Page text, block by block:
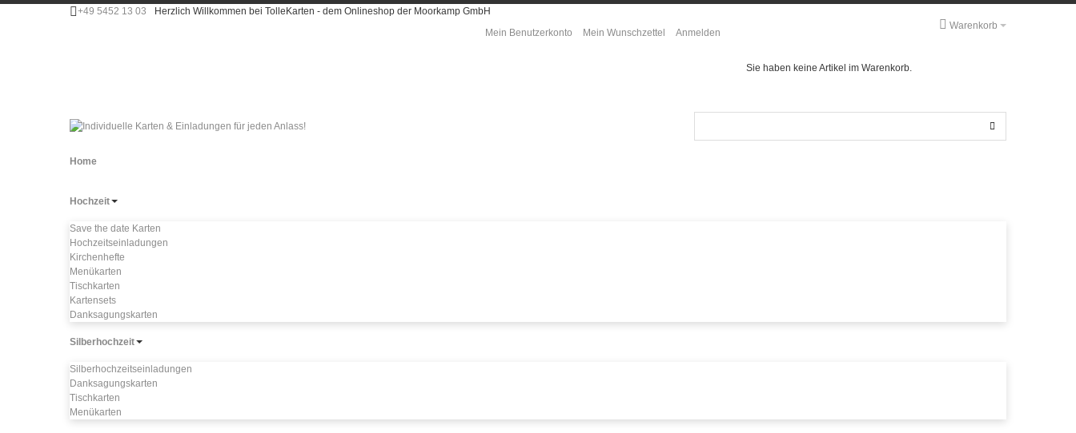
+49 5452 13 03
Herzlich Willkommen bei TolleKarten - dem Onlineshop der Moorkamp GmbH
Warenkorb
Sie haben keine Artikel im Warenkorb.
Mein Benutzerkonto Mein Wunschzettel Anmelden
Home
Hochzeit
Save the date Karten
Hochzeitseinladungen
Kirchenhefte
Menükarten
Tischkarten
Kartensets
Danksagungskarten
Silberhochzeit
Silberhochzeitseinladungen
Danksagungskarten
Tischkarten
Menükarten